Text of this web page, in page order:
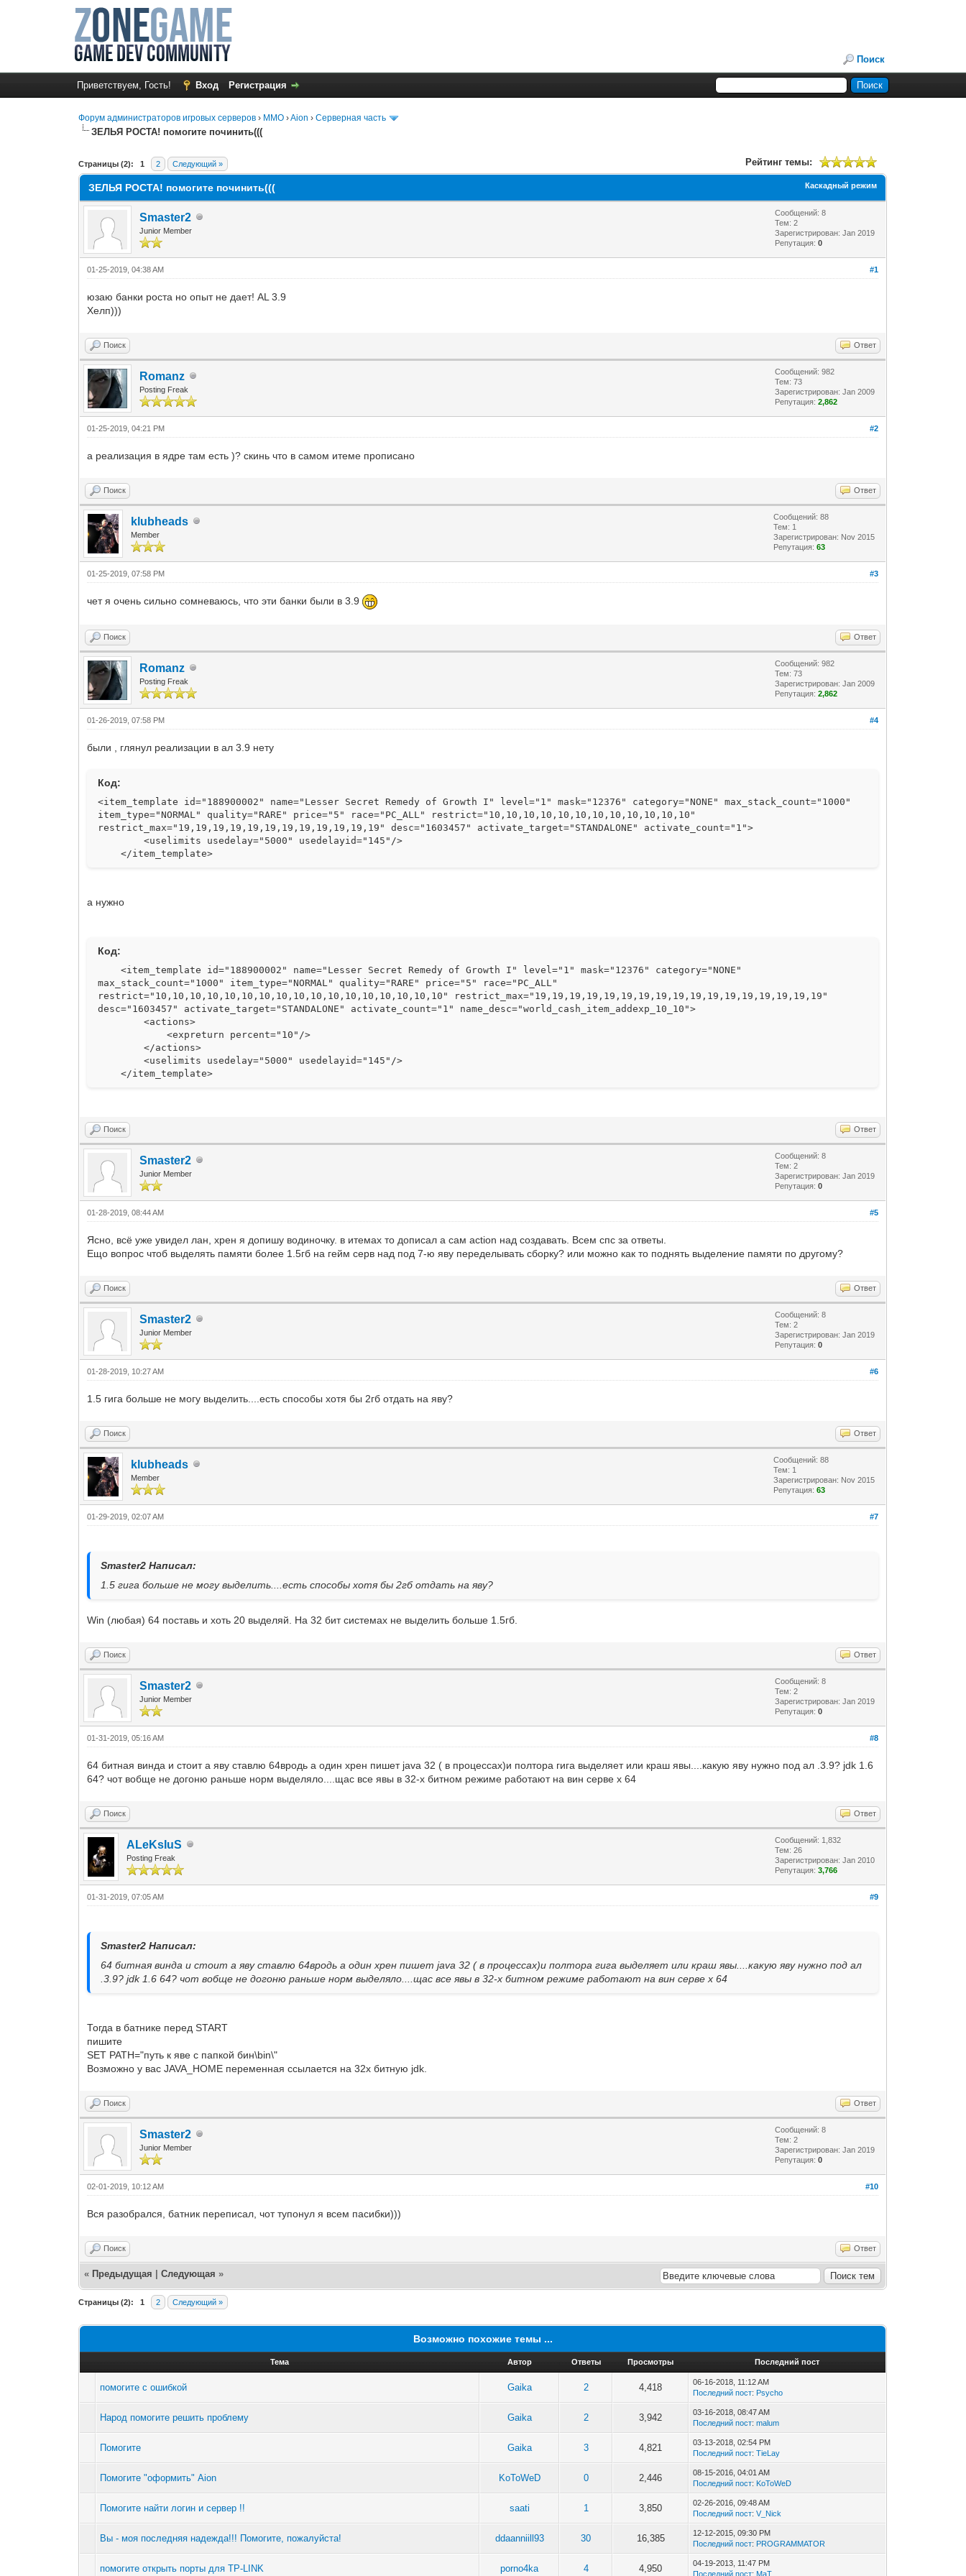
Поиск
Приветствуем, Гость! Вход Регистрация
Форум администраторов игровых серверов › MMO ›Aion ›Серверная часть
ЗЕЛЬЯ РОСТА! помогите починить(((
Страницы (2): 1 2 Следующий » Рейтинг темы:
1 Голос(ов) - 5 в среднем
1
2
3
4
5
Каскадный режим
ЗЕЛЬЯ РОСТА! помогите починить(((
Smaster2
Junior Member
Сообщений: 8
Тем: 2
Зарегистрирован: Jan 2019
Репутация:0
#1
01-25-2019, 04:38 AM
юзаю банки роста но опыт не дает! AL 3.9
Хелп)))
Поиск Ответ
Romanz
Posting Freak
Сообщений: 982
Тем: 73
Зарегистрирован: Jan 2009
Репутация:2,862
#2
01-25-2019, 04:21 PM
а реализация в ядре там есть )? скинь что в самом итеме прописано
Поиск Ответ
klubheads
Member
Сообщений: 88
Тем: 1
Зарегистрирован: Nov 2015
Репутация:63
#3
01-25-2019, 07:58 PM
чет я очень сильно сомневаюсь, что эти банки были в 3.9
Поиск Ответ
Romanz
Posting Freak
Сообщений: 982
Тем: 73
Зарегистрирован: Jan 2009
Репутация:2,862
#4
01-26-2019, 07:58 PM
были , глянул реализации в ал 3.9 нету
Код:
<item_template id="188900002" name="Lesser Secret Remedy of Growth I" level="1" mask="12376" category="NONE" max_stack_count="1000"
item_type="NORMAL" quality="RARE" price="5" race="PC_ALL" restrict="10,10,10,10,10,10,10,10,10,10,10,10"
restrict_max="19,19,19,19,19,19,19,19,19,19,19,19" desc="1603457" activate_target="STANDALONE" activate_count="1">
<uselimits usedelay="5000" usedelayid="145"/>
</item_template>
а нужно
Код:
<item_template id="188900002" name="Lesser Secret Remedy of Growth I" level="1" mask="12376" category="NONE"
max_stack_count="1000" item_type="NORMAL" quality="RARE" price="5" race="PC_ALL"
restrict="10,10,10,10,10,10,10,10,10,10,10,10,10,10,10,10,10" restrict_max="19,19,19,19,19,19,19,19,19,19,19,19,19,19,19,19,19"
desc="1603457" activate_target="STANDALONE" activate_count="1" name_desc="world_cash_item_addexp_10_10">
<actions>
<expreturn percent="10"/>
</actions>
<uselimits usedelay="5000" usedelayid="145"/>
</item_template>
Поиск Ответ
Smaster2
Junior Member
Сообщений: 8
Тем: 2
Зарегистрирован: Jan 2019
Репутация:0
#5
01-28-2019, 08:44 AM
Ясно, всё уже увидел лан, хрен я допишу водиночку. в итемах то дописал а сам action над создавать. Всем спс за ответы.
Ещо вопрос чтоб выделять памяти более 1.5гб на гейм серв над под 7-ю яву переделывать сборку? или можно как то поднять выделение памяти по другому?
Поиск Ответ
Smaster2
Junior Member
Сообщений: 8
Тем: 2
Зарегистрирован: Jan 2019
Репутация:0
#6
01-28-2019, 10:27 AM
1.5 гига больше не могу выделить....есть способы хотя бы 2гб отдать на яву?
Поиск Ответ
klubheads
Member
Сообщений: 88
Тем: 1
Зарегистрирован: Nov 2015
Репутация:63
#7
01-29-2019, 02:07 AM
Smaster2 Написал:
1.5 гига больше не могу выделить....есть способы хотя бы 2гб отдать на яву?
Win (любая) 64 поставь и хоть 20 выделяй. На 32 бит системах не выделить больше 1.5гб.
Поиск Ответ
Smaster2
Junior Member
Сообщений: 8
Тем: 2
Зарегистрирован: Jan 2019
Репутация:0
#8
01-31-2019, 05:16 AM
64 битная винда и стоит а яву ставлю 64вродь а один хрен пишет java 32 ( в процессах)и полтора гига выделяет или краш явы....какую яву нужно под ал .3.9? jdk 1.6
64? чот вобще не догоню раньше норм выделяло....щас все явы в 32-х битном режиме работают на вин серве x 64
Поиск Ответ
ALeKsIuS
Posting Freak
Сообщений: 1,832
Тем: 26
Зарегистрирован: Jan 2010
Репутация:3,766
#9
01-31-2019, 07:05 AM
Smaster2 Написал:
64 битная винда и стоит а яву ставлю 64вродь а один хрен пишет java 32 ( в процессах)и полтора гига выделяет или краш явы....какую яву нужно под ал
.3.9? jdk 1.6 64? чот вобще не догоню раньше норм выделяло....щас все явы в 32-х битном режиме работают на вин серве x 64
Тогда в батнике перед START
пишите
SET PATH="путь к яве с папкой бин\bin\"
Возможно у вас JAVA_HOME переменная ссылается на 32х битную jdk.
Поиск Ответ
Smaster2
Junior Member
Сообщений: 8
Тем: 2
Зарегистрирован: Jan 2019
Репутация:0
#10
02-01-2019, 10:12 AM
Вся разобрался, батник переписал, чот тупонул я всем пасибки)))
Поиск Ответ
« Предыдущая |Следующая»
Страницы (2): 1 2 Следующий »
Возможно похожие темы ...
Тема Автор Ответы Просмотры Последний пост
помогите с ошибкой Gaika 2 4,418
06-16-2018, 11:12 AM
Последний пост: Psycho
Народ помогите решить проблему Gaika 2 3,942
03-16-2018, 08:47 AM
Последний пост:malum
Помогите Gaika 3 4,821
03-13-2018, 02:54 PM
Последний пост:TieLay
Помогите "оформить" Aion KoToWeD 0 2,446
08-15-2016, 04:01 AM
Последний пост: KoToWeD
Помогите найти логин и сервер !! saati 1 3,850
02-26-2016, 09:48 AM
Последний пост:V_Nick
Вы - моя последняя надежда!!! Помогите, пожалуйста! ddaanniill93 30 16,385
12-12-2015, 09:30 PM
Последний пост: PROGRAMMATOR
помогите открыть порты для TP-LINK porno4ka 4 4,950
04-19-2013, 11:47 PM
Последний пост: MaT